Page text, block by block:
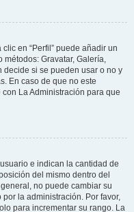
en “Perfil” puede añadir un
Gravatar, Galería,
decide si se pueden usar o no y
En caso de que no este
La Administración para que
e indican la cantidad de
del mismo dentro del
no puede cambiar su
la administración. Por favor,
para incrementar su rango. La